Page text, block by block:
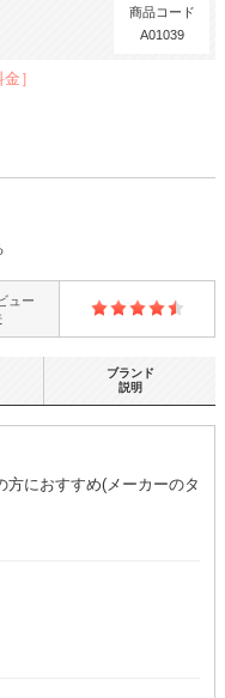
商品コード
A01039
］
ュー
方におすすめ(メーカーのタ
ブランド
説明